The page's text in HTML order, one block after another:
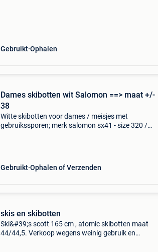
Gebruikt Ophalen
Dames skibotten wit Salomon ==> maat +/-
38
Witte skibotten voor dames / meisjes met
gebruikssporen; merk salomon sx41 - size 320 /
Gebruikt Ophalen of Verzenden
skis en skibotten
Ski&#39;s scott 165 cm , atomic skibotten maat
44/44,5. Verkoop wegens weinig gebruik en